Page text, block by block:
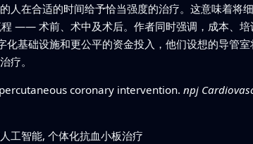
人在合适的时间给予恰当强度的治疗。这意味着将
—— 术前、术中及术后。作者同时强调，成本、
化基础设施和更公平的资金投入，他们设想的导管
疗。
coronary intervention. npj
工智能, 个体化抗血小板治疗